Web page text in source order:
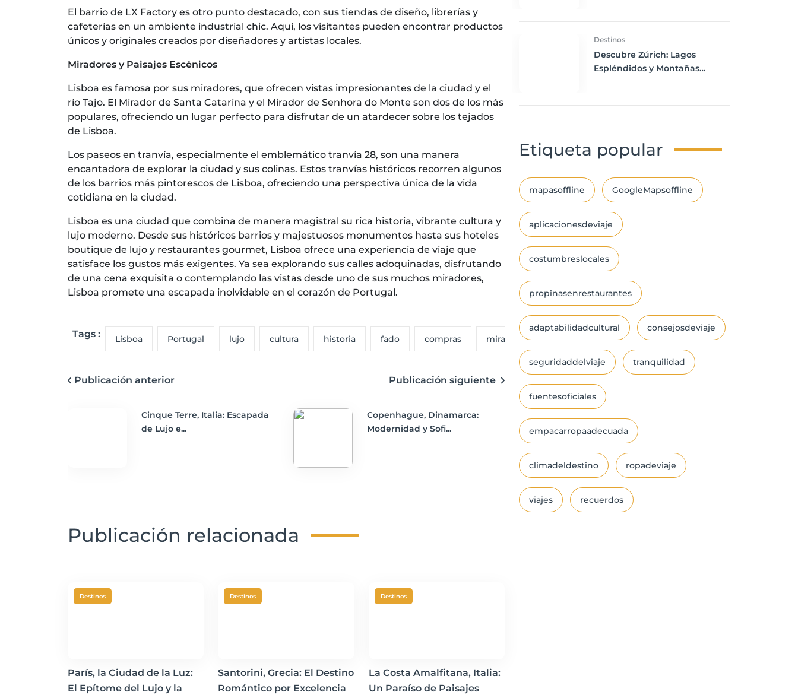
El barrio de LX Factory es otro punto destacado, con sus tiendas de diseño, librerías y
cafeterías en un ambiente industrial chic. Aquí, los visitantes pueden encontrar productos
únicos y originales creados por diseñadores y artistas locales.
Miradores y Paisajes Escénicos
Lisboa es famosa por sus miradores, que ofrecen vistas impresionantes de la ciudad y el
río Tajo. El Mirador de Santa Catarina y el Mirador de Senhora do Monte son dos de los más
populares, ofreciendo un lugar perfecto para disfrutar de un atardecer sobre los tejados
de Lisboa.
Los paseos en tranvía, especialmente el emblemático tranvía 28, son una manera
encantadora de explorar la ciudad y sus colinas. Estos tranvías históricos recorren algunos
de los barrios más pintorescos de Lisboa, ofreciendo una perspectiva única de la vida
cotidiana en la ciudad.
Lisboa es una ciudad que combina de manera magistral su rica historia, vibrante cultura y
lujo moderno. Desde sus históricos barrios y majestuosos monumentos hasta sus hoteles
boutique de lujo y restaurantes gourmet, Lisboa ofrece una experiencia de viaje que
satisface los gustos más exigentes. Ya sea explorando sus calles adoquinadas, disfrutando
de una cena exquisita o contemplando las vistas desde uno de sus muchos miradores,
Lisboa promete una escapada inolvidable en el corazón de Portugal.
Tags : Lisboa Portugal lujo cultura historia fado compras miradores
Publicación anterior Publicación siguiente
Cinque Terre, Italia: Escapada
de Lujo e...
Copenhague, Dinamarca:
Modernidad y Sofi...
Publicación relacionada
Destinos
París, la Ciudad de la Luz:
El Epítome del Lujo y la
Destinos
Santorini, Grecia: El Destino
Romántico por Excelencia
Destinos
La Costa Amalfitana, Italia:
Un Paraíso de Paisajes
Destinos
Descubre Zúrich: Lagos
Espléndidos y Montañas
Etiqueta popular
mapasoffline GoogleMapsoffline
aplicacionesdeviaje
costumbreslocales
propinasenrestaurantes
adaptabilidadcultural consejosdeviaje
seguridaddelviaje tranquilidad
fuentesoficiales
empacarropaadecuada
climadeldestino ropadeviaje
viajes recuerdos